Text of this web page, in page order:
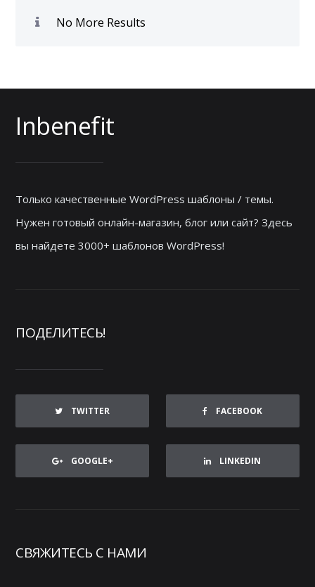
No More Results
Inbenefit
Только качественные WordPress шаблоны / темы.
Нужен готовый онлайн-магазин, блог или сайт? Здесь
вы найдете 3000+ шаблонов WordPress!
ПОДЕЛИТЕСЬ!
TWITTER FACEBOOK
GOOGLE+ LINKEDIN
СВЯЖИТЕСЬ С НАМИ